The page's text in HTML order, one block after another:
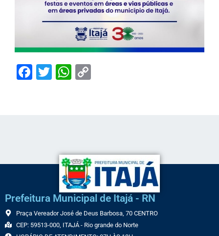
Facebook
TwitterWhatsApp
Prefeitura Municipal de Itajá - RN
Praça Vereador José de Deus Barbosa, 70 CENTRO
CEP: 59513-000, ITAJÁ - Rio grande do Norte